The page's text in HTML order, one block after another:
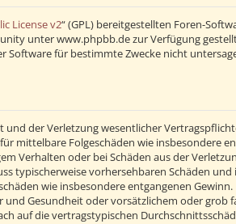
License v2“ (GPL) bereitgestellten Foren-
unter www.phpbb.de zur Verfügung
für bestimmte Zwecke nicht
der Verletzung wesentlicher
mittelbare Folgeschäden wie insbesondere
Verhalten oder bei Schäden aus der
typischerweise vorhersehbaren Schäden
wie insbesondere entgangenen Gewinn.
Gesundheit oder vorsätzlichem oder grob
auf die vertragstypischen